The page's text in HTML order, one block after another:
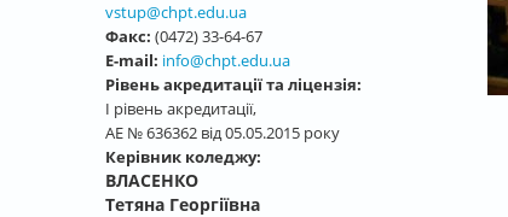
vstup@chpt.edu.ua
Факс: (0472) 33-64-67
E-mail: info@chpt.edu.ua
Рівень акредитації та ліцензія:
І рівень акредитації,
АЕ № 636362 від 05.05.2015 року
Керівник коледжу:
ВЛАСЕНКО
Тетяна Георгіївна